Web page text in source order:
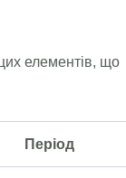
елементів, що
Період